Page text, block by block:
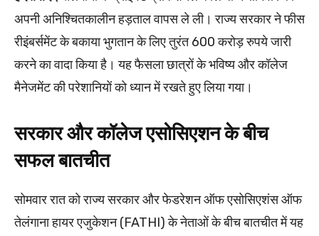
अपनी अनिश्चितकालीन हड़ताल वापस ले ली। राज्य सरकार ने फीस
रीइंबर्समेंट के बकाया भुगतान के लिए तुरंत 600 करोड़ रुपये जारी
करने का वादा किया है। यह फैसला छात्रों के भविष्य और कॉलेज
मैनेजमेंट की परेशानियों को ध्यान में रखते हुए लिया गया।
सरकार और कॉलेज एसोसिएशन के बीच
सफल बातचीत
सोमवार रात को राज्य सरकार और फेडरेशन ऑफ एसोसिएशंस ऑफ
तेलंगाना हायर एजुकेशन (FATHI) के नेताओं के बीच बातचीत में यह